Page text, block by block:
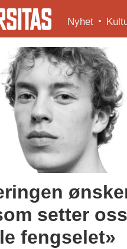
Nyhet
setter
fengselet»